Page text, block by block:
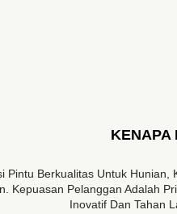
KENAPA
Pintu Berkualitas Untuk
Kepuasan Pelanggan Adalah
Inovatif Dan Tahan